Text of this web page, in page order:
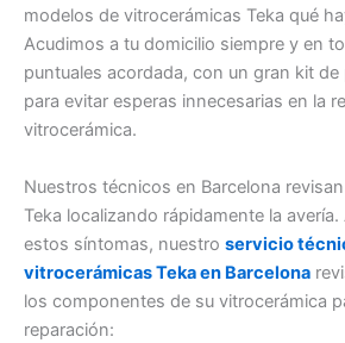
modelos de vitrocerámicas Teka qué
Acudimos a tu domicilio siempre y en
puntuales acordada, con un gran kit
para evitar esperas innecesarias en la
vitrocerámica.
Nuestros técnicos en Barcelona
Teka localizando rápidamente la
estos síntomas, nuestro servicio
vitrocerámicas Teka en Barcelona
los componentes de su vitrocerámica
reparación: